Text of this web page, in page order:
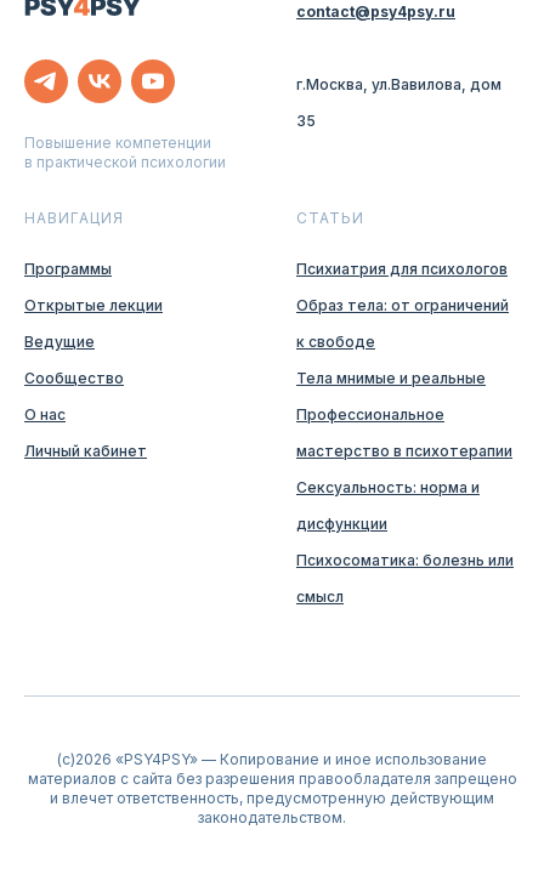
Повышение компетенции
в практической психологии
contact@psy4psy.ru
г.Москва, ул.Вавилова, дом
35
НАВИГАЦИЯ
Программы
Открытые лекции
Ведущие
Сообщество
О нас
Личный кабинет
СТАТЬИ
Психиатрия для психологов
Образ тела: от ограничений
к свободе
Тела мнимые и реальные
Профессиональное
мастерство в психотерапии
Сексуальность: норма и
дисфункции
Психосоматика: болезнь или
смысл
(c)2026 «PSY4PSY» — Копирование и иное использование
материалов с сайта без разрешения правообладателя запрещено
и влечет ответственность, предусмотренную действующим
законодательством.